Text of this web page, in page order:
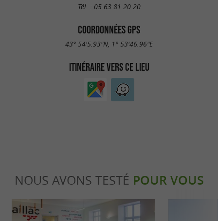
Tél. : 05 63 81 20 20
COORDONNÉES GPS
43° 54'5.93"N, 1° 53'46.96"E
ITINÉRAIRE VERS CE LIEU
NOUS AVONS TESTÉ POUR VOUS